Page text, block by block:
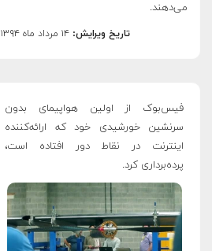
می‌دهند.
تاریخ ویرایش: ۱۴ مرداد ماه ۱۳۹۴
فیس‌بوک از اولین هواپیمای بدون
سرنشین خورشیدی خود که ارائه‌کننده
اینترنت در نقاط دور افتاده است،
پرده‌برداری کرد.